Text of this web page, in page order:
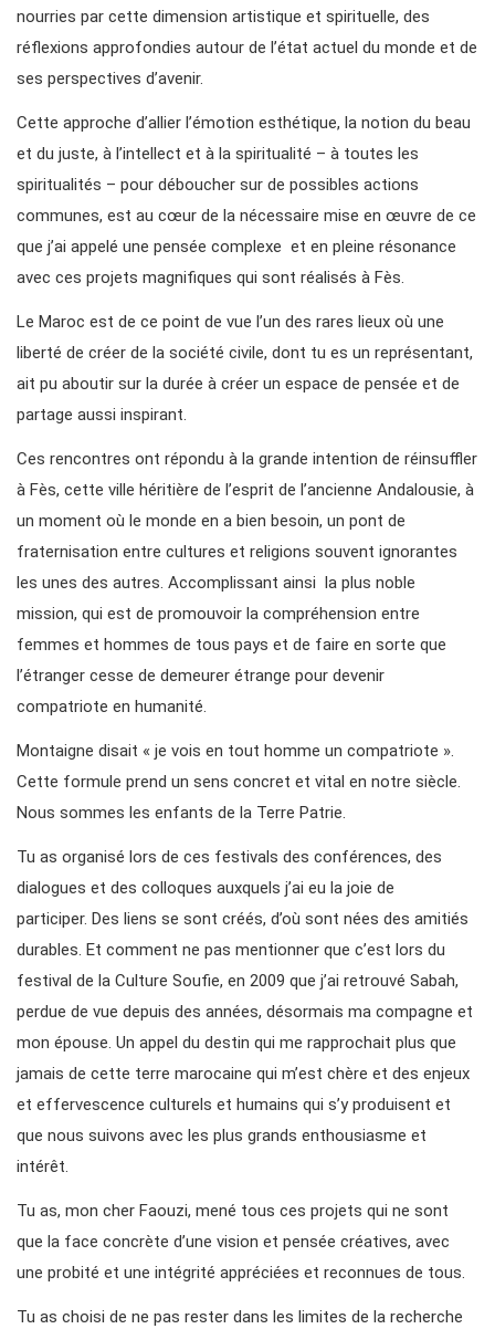
nourries par cette dimension artistique et spirituelle, des
réflexions approfondies autour de l’état actuel du monde et de
ses perspectives d’avenir.
Cette approche d’allier l’émotion esthétique, la notion du beau
et du juste, à l’intellect et à la spiritualité – à toutes les
spiritualités – pour déboucher sur de possibles actions
communes, est au cœur de la nécessaire mise en œuvre de ce
que j’ai appelé une pensée complexe et en pleine résonance
avec ces projets magnifiques qui sont réalisés à Fès.
Le Maroc est de ce point de vue l’un des rares lieux où une
liberté de créer de la société civile, dont tu es un représentant,
ait pu aboutir sur la durée à créer un espace de pensée et de
partage aussi inspirant.
Ces rencontres ont répondu à la grande intention de réinsuffler
à Fès, cette ville héritière de l’esprit de l’ancienne Andalousie, à
un moment où le monde en a bien besoin, un pont de
fraternisation entre cultures et religions souvent ignorantes
les unes des autres. Accomplissant ainsi la plus noble
mission, qui est de promouvoir la compréhension entre
femmes et hommes de tous pays et de faire en sorte que
l’étranger cesse de demeurer étrange pour devenir
compatriote en humanité.
Montaigne disait « je vois en tout homme un compatriote ».
Cette formule prend un sens concret et vital en notre siècle.
Nous sommes les enfants de la Terre Patrie.
Tu as organisé lors de ces festivals des conférences, des
dialogues et des colloques auxquels j’ai eu la joie de
participer. Des liens se sont créés, d’où sont nées des amitiés
durables. Et comment ne pas mentionner que c’est lors du
festival de la Culture Soufie, en 2009 que j’ai retrouvé Sabah,
perdue de vue depuis des années, désormais ma compagne et
mon épouse. Un appel du destin qui me rapprochait plus que
jamais de cette terre marocaine qui m’est chère et des enjeux
et effervescence culturels et humains qui s’y produisent et
que nous suivons avec les plus grands enthousiasme et
intérêt.
Tu as, mon cher Faouzi, mené tous ces projets qui ne sont
que la face concrète d’une vision et pensée créatives, avec
une probité et une intégrité appréciées et reconnues de tous.
Tu as choisi de ne pas rester dans les limites de la recherche